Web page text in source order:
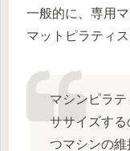
一般的に、専用
マットピラティ
マシンピラ
ササイズする
つマシンの